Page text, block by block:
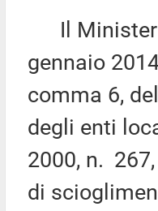
Il
gennaio
comma 6,
degli enti
2000, n.
di